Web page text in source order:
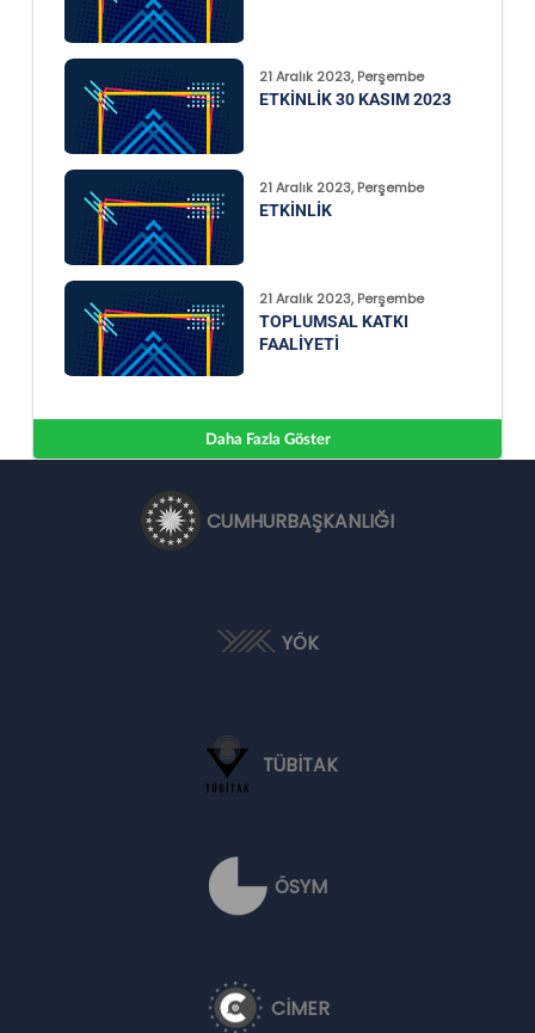
21 Aralık 2023, Perşembe
ETKINLIK 30 KASIM 2023
21 Aralık 2023, Perşembe
ETKINLIK
21 Aralık 2023, Perşembe
TOPLUMSAL KATKI
FAALIYETI
Daha Fazla Göster
CUMHURBAŞKANLIĞI
YÖK
TÜBİTAK
ÖSYM
CİMER